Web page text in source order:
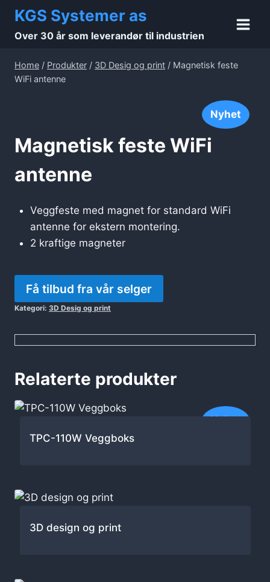
Skip
content
KGS Systemer as
Over 30 år som leverandør til industrien
Home / Produkter / 3D Desig og print / Magnetisk feste
WiFi antenne
Nyhet
Magnetisk feste WiFi
antenne
Veggfeste med magnet for standard WiFi
antenne for ekstern montering.
2 kraftige magneter
Få tilbud fra vår selger
Kategori: 3D Desig og print
Relaterte produkter
Nyhet
TPC-110W Veggboks
3D design og print